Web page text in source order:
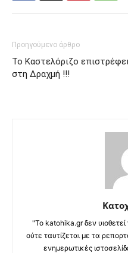
Προηγούμενο άρθρο
Το Καστελόριζο
στη Δραχμή !!!
"Το katohika.gr δεν
ούτε ταυτίζεται με τα
ενημερωτικές